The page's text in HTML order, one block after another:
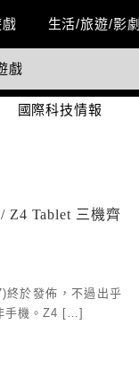
生活/旅遊/影劇
戲
國際科技情報
Z4 Tablet 三機齊
終於發佈，不過出乎
手機。Z4 […]